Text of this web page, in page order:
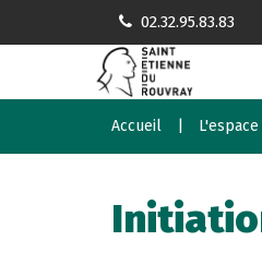
02.32.95.83.83
Accueil